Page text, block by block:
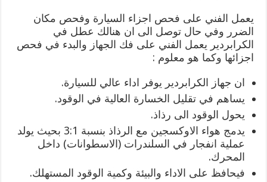
يعمل الفني على فحص اجزاء السيارة وفحص مكان
الضرر وفي حال توصل الى ان هنالك عطل في
الكرابردير يعمل الفني على فك الجهاز والبدء في فحص
اجزائها وكما هو معلوم :
ان جهاز الكرابردير يوفر اداء عالي للسيارة.
يساهم في تقليل الخسارة العالية في الوقود.
يحول الوقود الى رذاذ.
يدمج هواء الاوكسجين مع الرذاذ بنسبة 3:1 بحيث يولد
عملية انفجار في السلندرات (الاسطوانات) داخل
المحرك.
فيحافظ على الاداء والبيئة وكمية الوقود المستهلك.